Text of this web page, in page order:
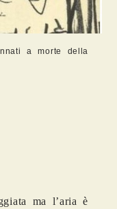
a morte della
ma l’aria è